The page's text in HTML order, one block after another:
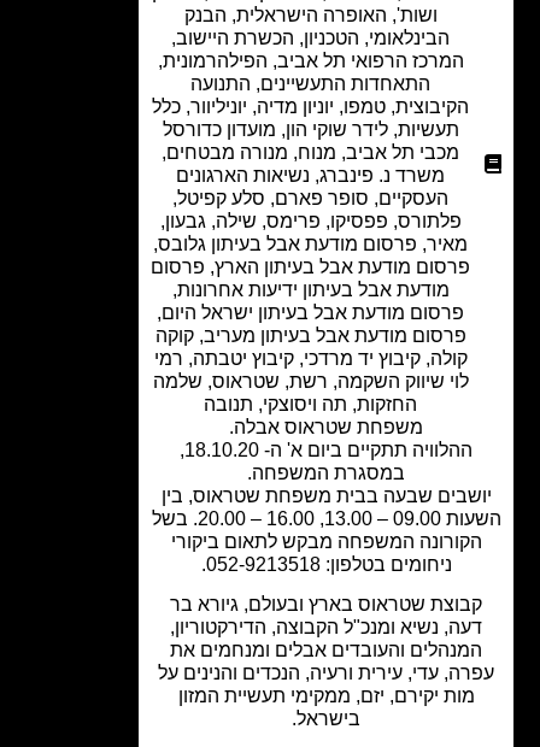
האופרה הישראלית,הבנק
הבינלאומי,הטכניון,הכשרת היישוב,
המרכז הרפואי תל אביב,הפילהרמונית,
התאחדות התעשיינים,התנועה
הקיבוצית,טמפו,יוניון מדיה,יוניליוור,כלל
,לידר שוקי הון ,מועדון כדורסל
מכבי תל אביב,מנוח,מנורה מבטחים,
משרד נ. פינברג, נשיאות הארגונים
העסקיים,סופר פארם,סלע קפיטל,
פלתורס,פפסיקו ,פרימס, שילה, גבעון,
פרסום מודעת אבל בעיתון גלובס,
פרסום מודעת אבל בעיתון הארץ,פרסום
מודעת אבל בעיתון ידיעות אחרונות,
פרסום מודעת אבל בעיתון ישראל היום,
פרסום מודעת אבל בעיתון מעריב, קוקה
קיבוץ יד מרדכי, קיבוץ יטבתה,רמי
לוי שיווק השקמה ,רשת,שטראוס,שלמה
,תה ויסוצקי, תנובה
משפחת שטראוס אבלה.
ההלוויה תתקיים ביום א' ה- 18.10.20,
במסגרת המשפחה.
שבעה בבית משפחת שטראוס, בין
השעות 09.00 – 13.00, 16.00 – 20.00. בשל
המשפחה מבקש לתאום ביקורי
ניחומים בטלפון: 052-9213518.
שטראוס בארץ ובעולם, גיורא בר
נשיא ומנכ"ל הקבוצה, הדירקטוריון,
והעובדים אבלים ומנחמים את
עדי, עירית ורעיה, הנכדים והנינים על
מות יקירם, יזם, ממקימי תעשיית המזון
בישראל.